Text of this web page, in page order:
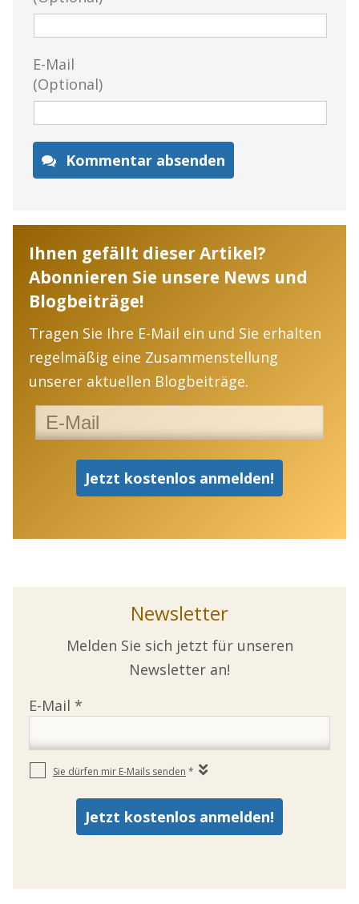
E-Mail
(Optional)
Kommentar absenden
Ihnen gefällt dieser Artikel?
Abonnieren Sie unsere News und
Blogbeiträge!
Tragen Sie Ihre E-Mail ein und Sie erhalten
regelmäßig eine Zusammenstellung
unserer aktuellen Blogbeiträge.
Newsletter
Melden Sie sich jetzt für unseren
Newsletter an!